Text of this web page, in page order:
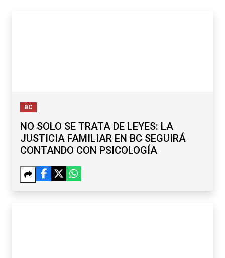
BC
NO SOLO SE TRATA DE LEYES: LA
JUSTICIA FAMILIAR EN BC SEGUIRÁ
CONTANDO CON PSICOLOGÍA